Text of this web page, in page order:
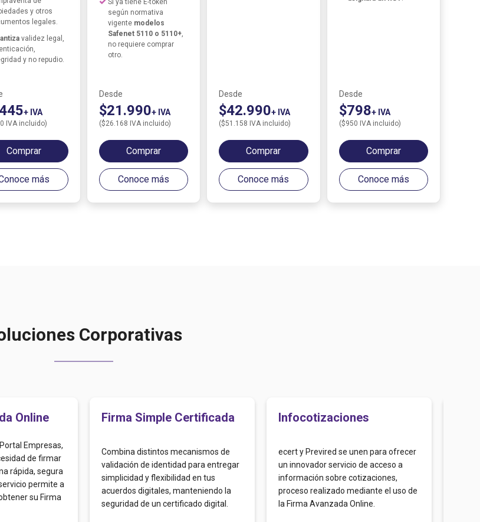
y otros
legales.
validez legal,
y no repudio.
+ IVA
IVA incluido)
Comprar
más
Si ya tiene E-token
según normativa
vigente modelos
Safenet 5110 o 5110+,
no requiere comprar
otro.
Desde
$21.990+ IVA
($26.168 IVA incluido)
Comprar
Conoce más
Desde
$42.990+ IVA
($51.158 IVA incluido)
Comprar
Conoce más
Desde
$798+ IVA
($950 IVA incluido)
Comprar
Conoce más
Corporativas
Online
Empresas,
de firmar
rápida, segura
permite a
su Firma
Firma Simple Certificada
Combina distintos mecanismos de
validación de identidad para entregar
simplicidad y flexibilidad en tus
acuerdos digitales, manteniendo la
seguridad de un certificado digital.
Infocotizaciones
ecert y Previred se unen para ofrecer
un innovador servicio de acceso a
información sobre cotizaciones,
proceso realizado mediante el uso de
la Firma Avanzada Online.